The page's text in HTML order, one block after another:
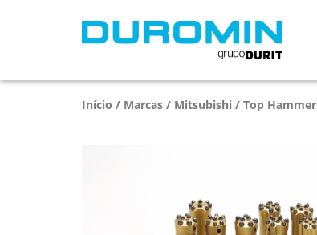
Início / Marcas / Mitsubishi / Top Hammer